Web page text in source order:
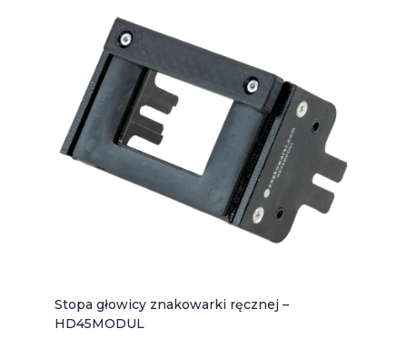
Stopa głowicy znakowarki ręcznej –
HD45MODUL